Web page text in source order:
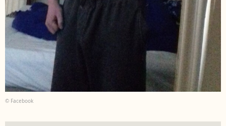
© Facebook